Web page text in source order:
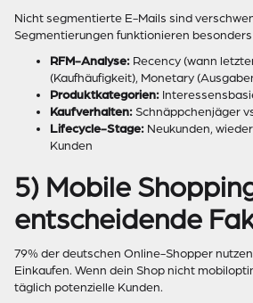
Nicht segmentierte E-Mails sind
Segmentierungen funktionieren
RFM-Analyse: Recency (wann
(Kaufhäufigkeit), Monetary
Produktkategorien:
Kaufverhalten: Schnäppchenjäger
Lifecycle-Stage: Neukunden,
Kunden
5) Mobile
entscheidende
79% der deutschen Online-Shopper
Einkaufen. Wenn dein Shop nicht
täglich potenzielle Kunden.